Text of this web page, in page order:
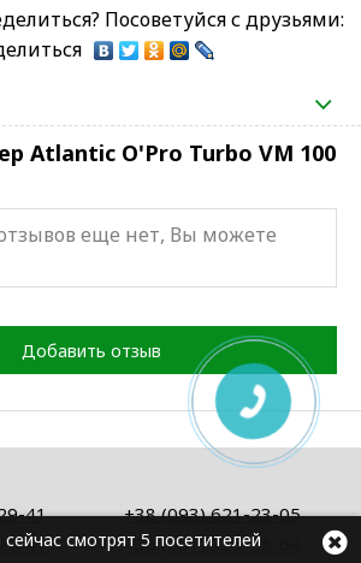
Посоветуйся с друзьями:
Atlantic O'Pro Turbo VM 100
еще нет, Вы можете
Добавить отзыв
41
+38 (093) 621-23-05
41
+38 (067) 325-55-64
смотрят 5 посетителей